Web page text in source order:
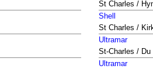
St Charles /
Shell
St Charles /
Ultramar
St-Charles / Du
Ultramar